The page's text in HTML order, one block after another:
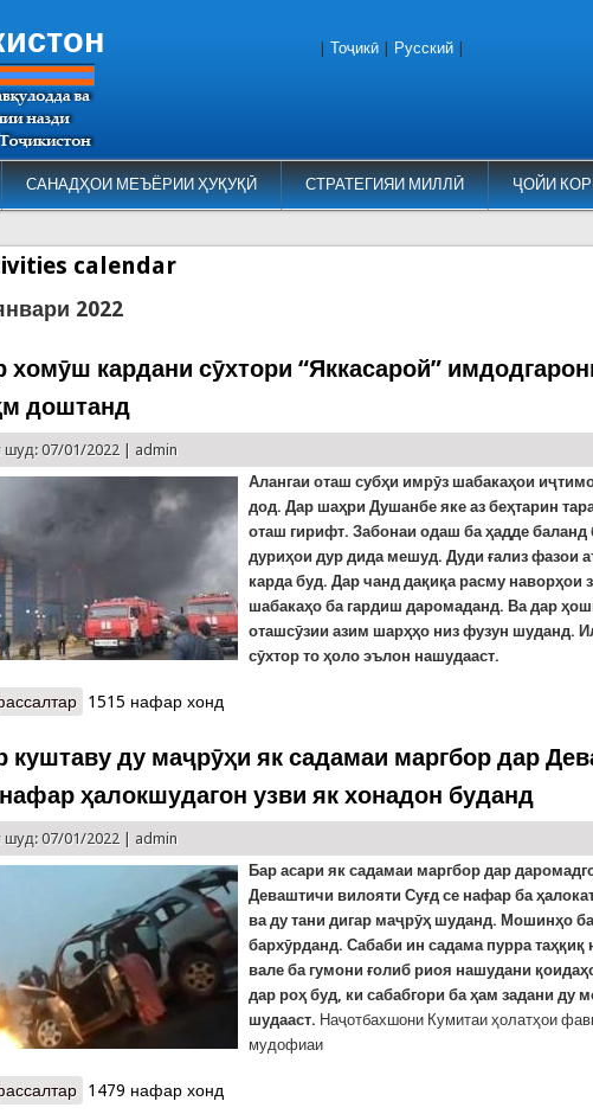
САНАДҲОИ МЕЪЁРИИ ҲУҚУҚӢ СТРАТЕГИЯИ МИЛЛӢ ҶОЙИ
Тоҷикӣ Русский
calendar
2022
хомӯш кардани сӯхтори “Яккасарой”
доштанд
шуд: 07/01/2022 | admin
Алангаи оташ субҳи имрӯз шабакаҳои
дод. Дар шаҳри Душанбе яке аз беҳтарин
оташ гирифт. Забонаи одаш ба ҳадде баланд
дуриҳои дур дида мешуд. Дуди ғализ фазои
карда буд. Дар чанд дақиқа расму наворҳои
шабакаҳо ба гардиш даромаданд. Ва дар
оташсӯзии азим шарҳҳо низ фузун шуданд.
сӯхтор то ҳоло эълон нашудааст.
о Дар хомӯш кардани сӯхтори “Яккасарой” имдодгарони КҲФ
1515 нафар хонд
куштаву ду маҷрӯҳи як садамаи маргбор дар
ҳалокшудагон узви як хонадон буданд
шуд: 07/01/2022 | admin
Бар асари як садамаи маргбор дар
Деваштичи вилояти Суғд се нафар ба
ва ду тани дигар маҷрӯҳ шуданд. Мошинҳо
бархӯрданд. Сабаби ин садама пурра таҳқиқ
вале ба гумони ғолиб риоя нашудани
дар роҳ буд, ки сабабгори ба ҳам задани ду
шудааст. Наҷотбахшони Кумитаи ҳолатҳои
мудофиаи
о Чор куштаву ду маҷрӯҳи як садамаи маргбор дар Деваштич.
1479 нафар хонд